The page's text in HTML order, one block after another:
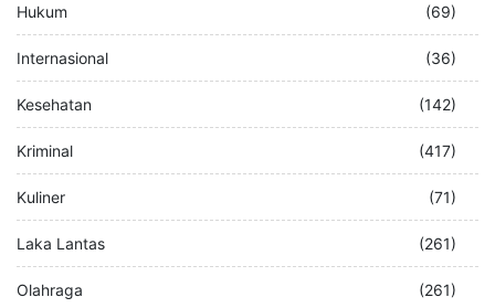
Hukum (69)
Internasional (36)
Kesehatan (142)
Kriminal (417)
Kuliner (71)
Laka Lantas (261)
Olahraga (261)